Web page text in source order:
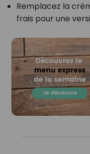
Remplacez la
frais pour une